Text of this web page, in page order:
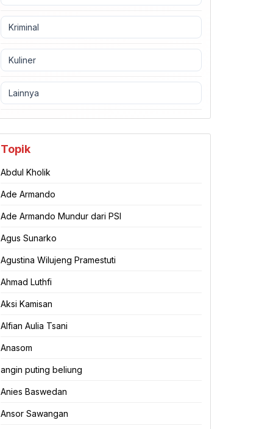
Kriminal
Kuliner
Lainnya
Topik
Abdul Kholik
Ade Armando
Ade Armando Mundur dari PSI
Agus Sunarko
Agustina Wilujeng Pramestuti
Ahmad Luthfi
Aksi Kamisan
Alfian Aulia Tsani
Anasom
angin puting beliung
Anies Baswedan
Ansor Sawangan